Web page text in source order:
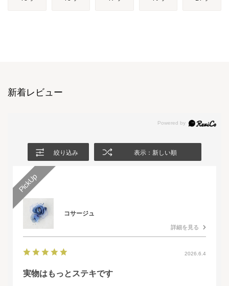
新着レビュー
絞り込み 表示：新しい順
コサージュ
詳細を見る
2026.6.4
実物はもっとステキです